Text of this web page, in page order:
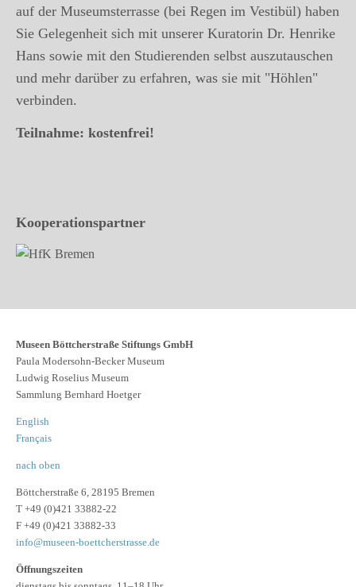
auf der Museumsterrasse (bei Regen im Vestibül) haben
Sie Gelegenheit sich mit unserer Kuratorin Dr. Henrike
Hans sowie mit den Studierenden selbst auszutauschen
und mehr darüber zu erfahren, was sie mit "Höhlen"
verbinden.
Teilnahme: kostenfrei!
Kooperationspartner
Museen Böttcherstraße Stiftungs GmbH
Paula Modersohn-Becker Museum
Ludwig Roselius Museum
Sammlung Bernhard Hoetger
English
Français
nach oben
Böttcherstraße 6, 28195 Bremen
T +49 (0)421 33882-22
F +49 (0)421 33882-33
info@museen-boettcherstrasse.de
Öffnungszeiten